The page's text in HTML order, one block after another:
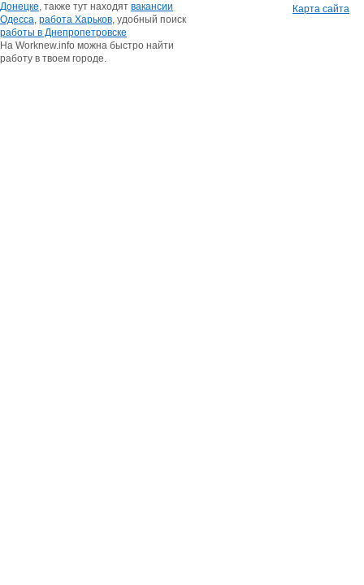
Донецке, также тут находят вакансии
Одесса, работа Харьков, удобный поиск
работы в Днепропетровске
На Worknew.info можна быстро найти
работу в твоем городе.
Карта сайта